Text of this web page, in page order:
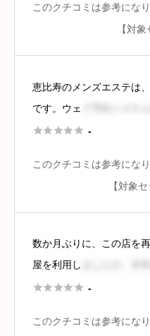
です。
麻田さ
続きを見
このクチコミは参考にな
【対
恵比寿のメンズエステは
です。ウェ
す。予約完了メールと施
ズに訪問できます。
オートロックマンショ
続きを見
 -
このクチコミは参考にな
【対象
数か月ぶりに、この店を
屋を利用し
めに到着したため、近隣
 -
このクチコミは参考にな